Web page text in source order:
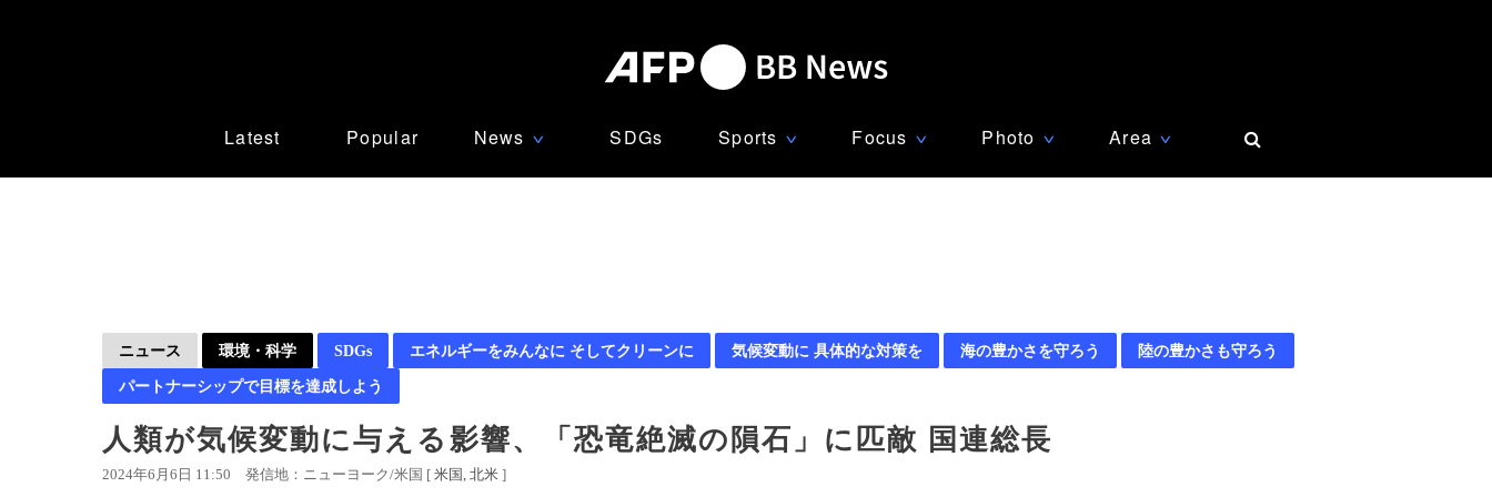
Latest Popular News ∨ SDGs Sports ∨ Focus ∨ Photo ∨ Area ∨
ニュース 環境・科学 SDGs エネルギーをみんなに そしてクリーンに 気候変動に 具体的な対策を 海の豊かさを守ろう
陸の豊かさも守ろう
パートナーシップで目標を達成しよう
人類が気候変動に与える影響、「恐竜絶滅の隕石」に匹敵 国連総長
2024年6月6日 11:50 発信地：ニューヨーク/米国 [ 米国 北米 ]